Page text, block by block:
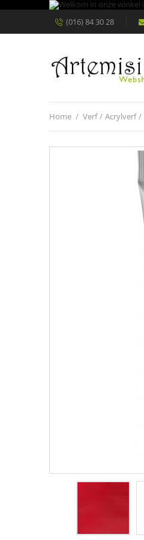
(016) 84 30 28
Home / Verf / Acrylverf /